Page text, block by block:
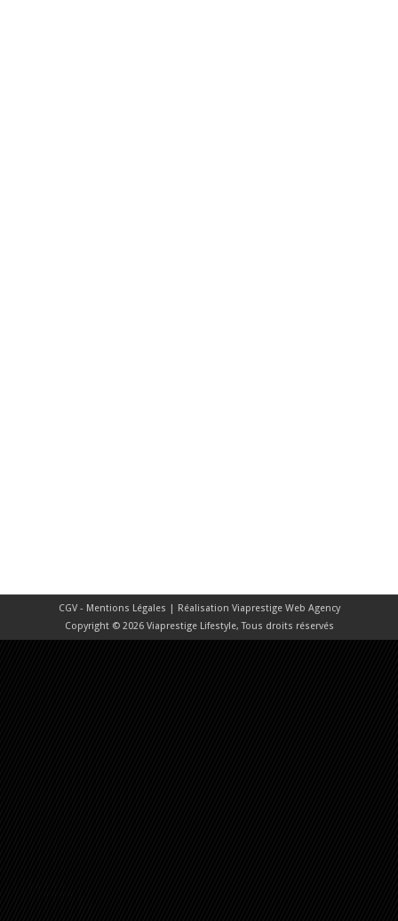
CGV - Mentions Légales | Réalisation Viaprestige Web Agency
Copyright © 2026 Viaprestige Lifestyle, Tous droits réservés